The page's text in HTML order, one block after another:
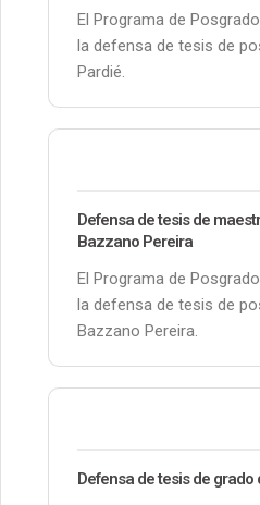
El Programa de
la defensa de tesis de
Pardié.
Defensa de tesis de
Bazzano Pereira
El Programa de
la defensa de tesis de
Bazzano Pereira.
Defensa de tesis de